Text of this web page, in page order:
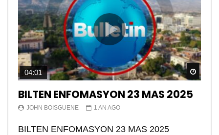
04:01
BILTEN ENFOMASYON 23 MAS 2025
JOHN BOISGUENE 1 AN AGO
BILTEN ENFOMASYON 23 MAS 2025